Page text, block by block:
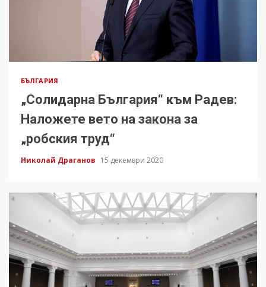
БЪЛГАРИЯ
„Солидарна България“ към Радев:
Наложете вето на закона за
„робския труд“
Николай Драганов 15 декември 2020